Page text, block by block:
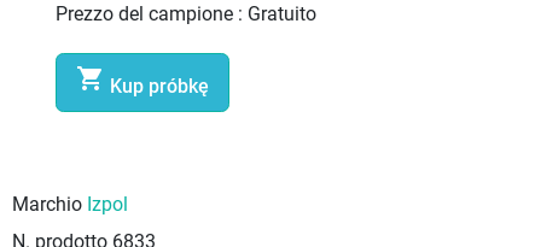
Prezzo del campione : Gratuito
 Kup próbkę
Marchio Izpol
N. prodotto 6833